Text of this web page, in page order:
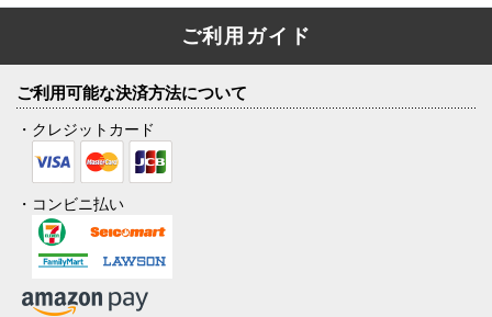
ご利用ガイド
ご利用可能な決済方法について
・クレジットカード
・コンビニ払い